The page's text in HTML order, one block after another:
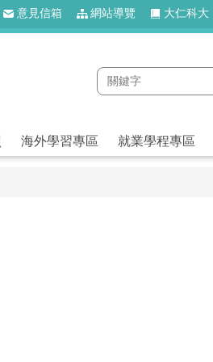
意見信箱 網站導覽 大仁科大
海外學習專區 就業學程專區